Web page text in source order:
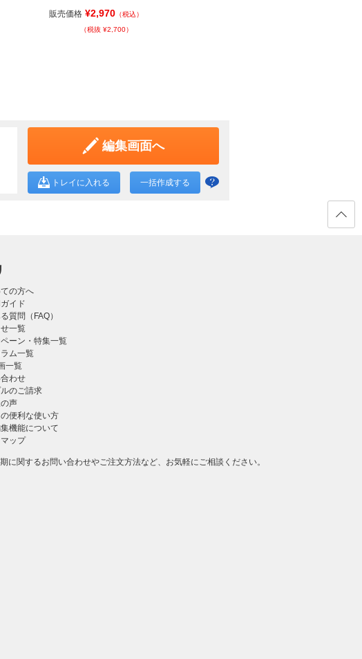
販売価格 ¥2,970 （税込）
（税抜 ¥2,700）
編集画面へ
トレイに入れる 一括作成する
の方へ
イド
質問（FAQ）
一覧
ーン・特集一覧
ム一覧
一覧
わせ
のご請求
声
便利な使い方
機能について
ップ
に関するお問い合わせやご注文方法など、お気軽にご相談ください。